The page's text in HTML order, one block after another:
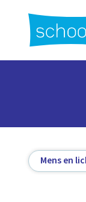
hoofdinhoud
Mens en